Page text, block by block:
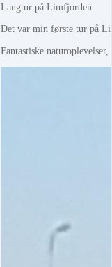
Langtur på Limfjorden
Det var min første tur på
Fantastiske